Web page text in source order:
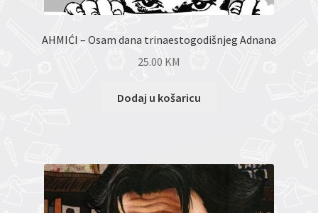
AHMIĆI – Osam dana trinaestogodišnjeg Adnana
25.00 KM
Dodaj u košaricu